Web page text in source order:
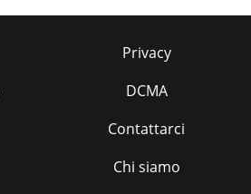
Privacy
DCMA
Contattarci
Chi siamo